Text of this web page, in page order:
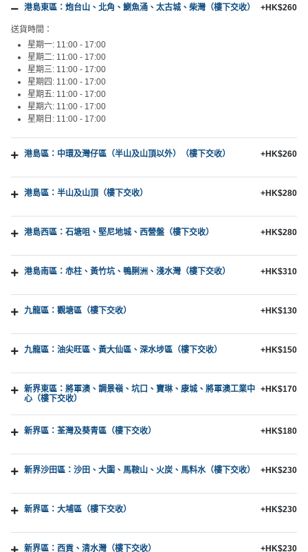
港島東區：炮台山、北角、鰂魚涌、太古城、柴灣（樓下交收） +HK$260
送貨時間：
星期一: 11:00 - 17:00
星期二: 11:00 - 17:00
星期三: 11:00 - 17:00
星期四: 11:00 - 17:00
星期五: 11:00 - 17:00
星期六: 11:00 - 17:00
星期日: 11:00 - 17:00
港島區：中環及灣仔區（半山及山頂以外）（樓下交收） +HK$260
港島區：半山及山頂（樓下交收） +HK$280
港島西區：石塘咀、堅尼地城、西營盤（樓下交收） +HK$280
港島南區：赤柱、黃竹坑、鴨脷洲、淺水灣（樓下交收） +HK$310
九龍區：觀塘區（樓下交收） +HK$130
九龍區：油尖旺區、黃大仙區、深水埗區（樓下交收） +HK$150
新界東區：將軍澳、調景嶺、坑口、寶琳、康城、將軍澳工業中
心（樓下交收）
+HK$170
新界區：荃灣及葵青區（樓下交收） +HK$180
新界沙田區：沙田、大圍、馬鞍山、火炭、馬料水（樓下交收） +HK$230
新界區：大埔區（樓下交收） +HK$230
新界區：西貢、清水灣（樓下交收） +HK$230